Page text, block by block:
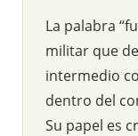
mundo
La palabra
militar que
intermedio
dentro del
Su papel es